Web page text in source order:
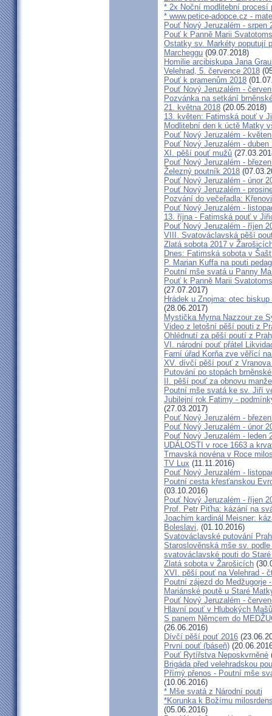
* 2x Noční modlitební
* www.petice-adopce.cz -
Pouť Nový Jeruzalém - srpen
Pouť k Panně Marii
Ostatky sv. Markéty poputují
Marcheggu (09.07.2018)
Homilie arcibiskupa Jana
Velehrad, 5. července 2018
Pouť k pramenům 2018
Pouť Nový Jeruzalém -
Pozvánka na setkání
21. května 2018 (20.05.2018)
13. květen: Fatimská pouť v
Modlitební den k úctě Matky
Pouť Nový Jeruzalém -
Pouť Nový Jeruzalém - duben
XI. pěší pouť mužů
Pouť Nový Jeruzalém -
Železný poutník 2018
Pouť Nový Jeruzalém - únor
Pouť Nový Jeruzalém -
Pozvání do večeřadla:
Pouť Nový Jeruzalém -
13. října - Fatimská pouť v
Pouť Nový Jeruzalém - říjen
VIII. Svatováclavská pěší
Zlatá sobota 2017 v
Dnes: Fatimská sobota v
P. Marian Kuffa na pouti
Poutní mše svatá u Panny
Pouť k Panně Marii
(27.07.2017)
Hrádek u Znojma: otec
(28.06.2017)
Mystička Myrna Nazzour ze
Video z letošní pěší pouti z
Ohlédnutí za pěší poutí z
VI. národní pouť přátel
Farní úřad Korňa zve věřící
XV. dívčí pěší pouť z
Putování po stopách
II. pěší pouť za obnovu
Poutní mše svatá ke sv. Jiří
Jubilejní rok Fatimy -
(27.03.2017)
Pouť Nový Jeruzalém -
Pouť Nový Jeruzalém - únor
Pouť Nový Jeruzalém - leden
UDÁLOSTI v roce 1663 a
Trnavská novéna v Roce
TV Lux (11.11.2016)
Pouť Nový Jeruzalém -
Poutní cesta křesťanskou
(03.10.2016)
Pouť Nový Jeruzalém - říjen
Prof. Petr Piťha: kázání na
Joachim kardinál Meisner:
Boleslavi, (01.10.2016)
Svatováclavské putování
Staroslověnská mše sv.
svatováclavské pouti do
Zlatá sobota v Žarošicích
XVI. pěší pouť na Velehrad -
Poutní zájezd do Medžugorje
Mariánské poutě u Staré
Pouť Nový Jeruzalém -
Hlavní pouť v Hlubokých
S panem Němcem do
(26.06.2016)
Dívčí pěší pouť 2016
První pouť (báseň)
Pouť Rytířstva Neposkvrněné
Brigáda před velehradskou
Přímý přenos - Poutní mše
(10.06.2016)
* Mše svatá z Národní pouti
*Korunka k Božímu
(05.06.2016)